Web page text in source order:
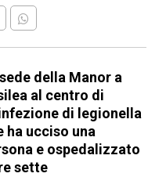
della Manor a
al centro di
di legionella
ha ucciso una
e ospedalizzato
sette